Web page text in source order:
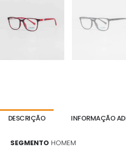
DESCRIÇÃO INFORMAÇÃO
SEGMENTO HOMEM